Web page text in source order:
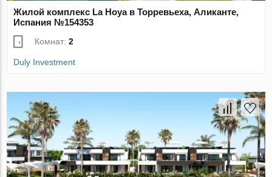
Жилой комплекс La Hoya в Торревьеха, Аликанте,
Испания №154353
Комнат:2
Duly Investment